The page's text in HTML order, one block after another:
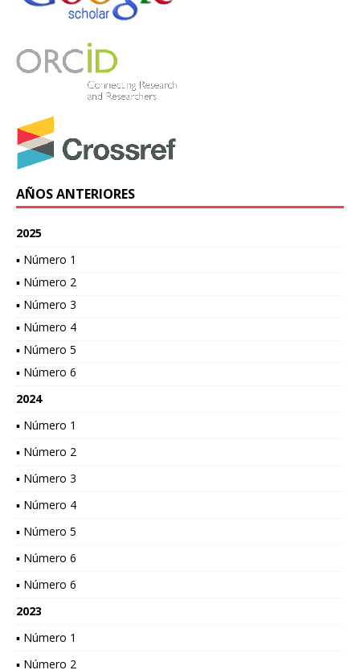
AÑOS ANTERIORES
2025
▪ Número 1
▪ Número 2
▪ Número 3
▪ Número 4
▪ Número 5
▪ Número 6
2024
▪ Número 1
▪ Número 2
▪ Número 3
▪ Número 4
▪ Número 5
▪ Número 6
▪ Número 6
2023
▪ Número 1
▪ Número 2